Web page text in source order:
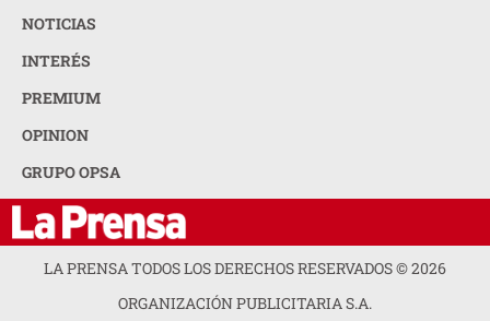
NOTICIAS
INTERÉS
PREMIUM
OPINION
GRUPO OPSA
LA PRENSA TODOS LOS DERECHOS RESERVADOS ©2026
ORGANIZACIÓN PUBLICITARIA S.A.